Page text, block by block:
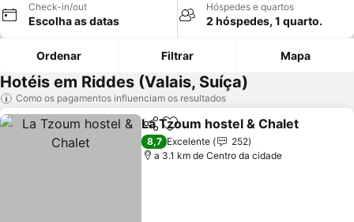
Check-in/out
Escolha as datas
Hóspedes e quartos
2 hóspedes, 1 quarto.
Ordenar Filtrar Mapa
Hotéis em Riddes (Valais, Suíça)
Como os pagamentos influenciam os resultados
PartilharAdicionar aos favoritos
La Tzoum hostel & Chalet
8,7 Excelente
252
a 3.1 km de Centro da cidade